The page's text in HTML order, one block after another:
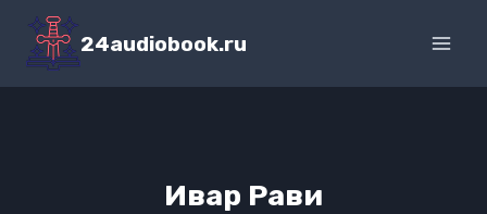
Перейти
содержимому
24audiobook.ru
Ивар Рави